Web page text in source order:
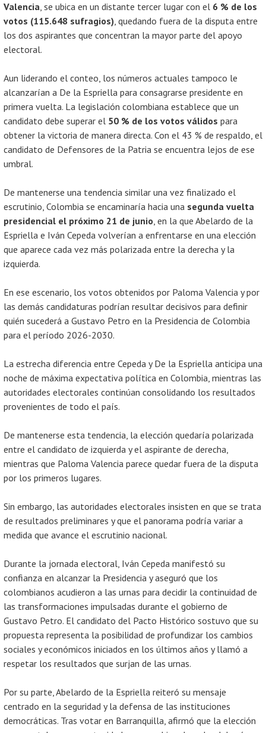
Valencia, se ubica en un distante tercer lugar con el 6 % de los
votos (115.648 sufragios), quedando fuera de la disputa entre
los dos aspirantes que concentran la mayor parte del apoyo
electoral.
Aun liderando el conteo, los números actuales tampoco le
alcanzarían a De la Espriella para consagrarse presidente en
primera vuelta. La legislación colombiana establece que un
candidato debe superar el 50 % de los votos válidos para
obtener la victoria de manera directa. Con el 43 % de respaldo, el
candidato de Defensores de la Patria se encuentra lejos de ese
umbral.
De mantenerse una tendencia similar una vez finalizado el
escrutinio, Colombia se encaminaría hacia una segunda vuelta
presidencial el próximo 21 de junio, en la que Abelardo de la
Espriella e Iván Cepeda volverían a enfrentarse en una elección
que aparece cada vez más polarizada entre la derecha y la
izquierda.
En ese escenario, los votos obtenidos por Paloma Valencia y por
las demás candidaturas podrían resultar decisivos para definir
quién sucederá a Gustavo Petro en la Presidencia de Colombia
para el período 2026-2030.
La estrecha diferencia entre Cepeda y De la Espriella anticipa una
noche de máxima expectativa política en Colombia, mientras las
autoridades electorales continúan consolidando los resultados
provenientes de todo el país.
De mantenerse esta tendencia, la elección quedaría polarizada
entre el candidato de izquierda y el aspirante de derecha,
mientras que Paloma Valencia parece quedar fuera de la disputa
por los primeros lugares.
Sin embargo, las autoridades electorales insisten en que se trata
de resultados preliminares y que el panorama podría variar a
medida que avance el escrutinio nacional.
Durante la jornada electoral, Iván Cepeda manifestó su
confianza en alcanzar la Presidencia y aseguró que los
colombianos acudieron a las urnas para decidir la continuidad de
las transformaciones impulsadas durante el gobierno de
Gustavo Petro. El candidato del Pacto Histórico sostuvo que su
propuesta representa la posibilidad de profundizar los cambios
sociales y económicos iniciados en los últimos años y llamó a
respetar los resultados que surjan de las urnas.
Por su parte, Abelardo de la Espriella reiteró su mensaje
centrado en la seguridad y la defensa de las instituciones
democráticas. Tras votar en Barranquilla, afirmó que la elección